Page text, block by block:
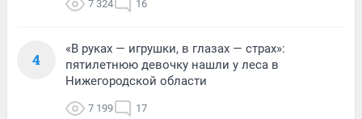
7 324 16
4
«В руках — игрушки, в глазах — страх»:
пятилетнюю девочку нашли у леса в
Нижегородской области
7 199 17